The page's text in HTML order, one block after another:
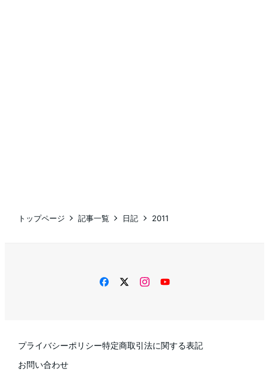
トップページ 記事一覧 日記 2011
facebooktwitterinstagram
YouTube
プライバシーポリシー特定商取引法に関する表記
お問い合わせ